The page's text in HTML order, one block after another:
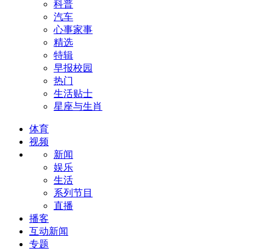
科普
汽车
心事家事
精选
特辑
早报校园
热门
生活贴士
星座与生肖
体育
视频
新闻
娱乐
生活
系列节目
直播
播客
互动新闻
专题